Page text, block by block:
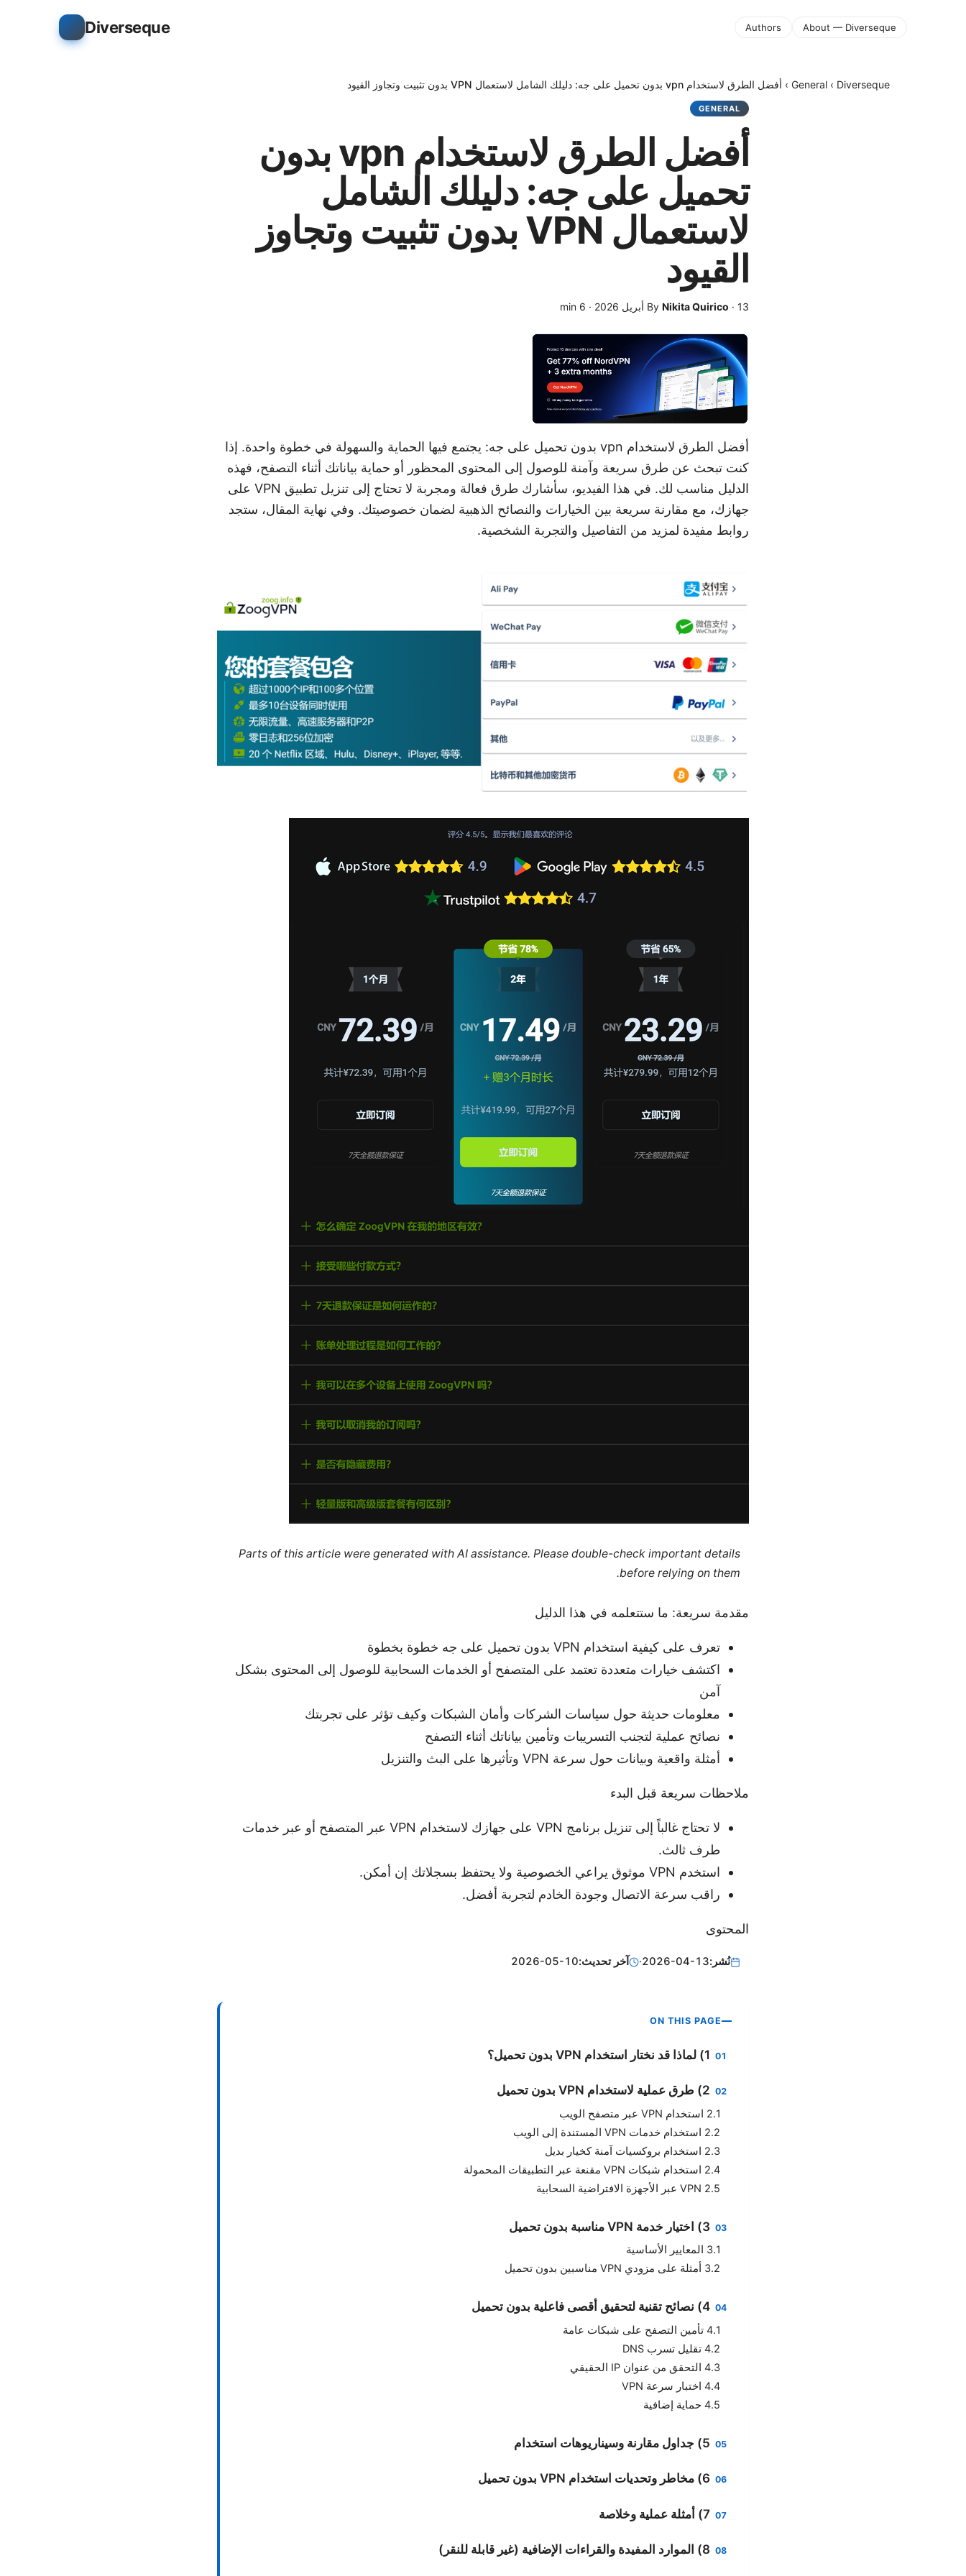
Diverseque Authors About — Diverseque
Diverseque
›
General
› أفضل الطرق لاستخدام vpn بدون تحميل على جه: دليلك الشامل لاستعمال VPN بدون تثبيت وتجاوز القيود
GENERAL
أفضل الطرق لاستخدام vpn بدون
تحميل على جه: دليلك الشامل
لاستعمال VPN بدون تثبيت وتجاوز
القيود
By Nikita Quirico · 13 أبريل 2026 ·
6
أفضل الطرق لاستخدام vpn بدون تحميل على جه: يجتمع فيها الحماية والسهولة في خطوة واحدة. إذا
كنت تبحث عن طرق سريعة وآمنة للوصول إلى المحتوى المحظور أو حماية بياناتك أثناء التصفح، فهذه
الدليل مناسب لك. في هذا الفيديو، سأشارك طرق فعالة ومجربة لا تحتاج إلى تنزيل تطبيق VPN على
جهازك، مع مقارنة سريعة بين الخيارات والنصائح الذهبية لضمان خصوصيتك. وفي نهاية المقال، ستجد
روابط مفيدة لمزيد من التفاصيل والتجربة الشخصية.
Parts of this article were generated with AI assistance. Please double-check important details
before relying on them.
مقدمة سريعة: ما ستتعلمه في هذا الدليل
تعرف على كيفية استخدام VPN بدون تحميل على جه خطوة بخطوة
اكتشف خيارات متعددة تعتمد على المتصفح أو الخدمات السحابية للوصول إلى المحتوى بشكل
آمن
معلومات حديثة حول سياسات الشركات وأمان الشبكات وكيف تؤثر على تجربتك
نصائح عملية لتجنب التسريبات وتأمين بياناتك أثناء التصفح
أمثلة واقعية وبيانات حول سرعة VPN وتأثيرها على البث والتنزيل
ملاحظات سريعة قبل البدء
لا تحتاج غالباً إلى تنزيل برنامج VPN على جهازك لاستخدام VPN عبر المتصفح أو عبر خدمات
طرف ثالث.
استخدم VPN موثوق يراعي الخصوصية ولا يحتفظ بسجلاتك إن أمكن.
راقب سرعة الاتصال وجودة الخادم لتجربة أفضل.
المحتوى
نُشر:2026-04-13
· آخر تحديث:2026-05-10
ON THIS PAGE
1) لماذا قد نختار استخدام VPN بدون تحميل؟
2) طرق عملية لاستخدام VPN بدون تحميل
2.1 استخدام VPN عبر متصفح الويب
2.2 استخدام خدمات VPN المستندة إلى الويب
2.3 استخدام بروكسيات آمنة كخيار بديل
2.4 استخدام شبكات VPN مقنعة عبر التطبيقات المحمولة
2.5 VPN عبر الأجهزة الافتراضية السحابية
3) اختيار خدمة VPN مناسبة بدون تحميل
3.1 المعايير الأساسية
3.2 أمثلة على مزودي VPN مناسبين بدون تحميل
4) نصائح تقنية لتحقيق أقصى فاعلية بدون تحميل
4.1 تأمين التصفح على شبكات عامة
4.2 تقليل تسرب DNS
4.3 التحقق من عنوان IP الحقيقي
4.4 اختبار سرعة VPN
4.5 حماية إضافية
5) جداول مقارنة وسيناريوهات استخدام
6) مخاطر وتحديات استخدام VPN بدون تحميل
7) أمثلة عملية وخلاصة
8) الموارد المفيدة والقراءات الإضافية (غير قابلة للنقر)